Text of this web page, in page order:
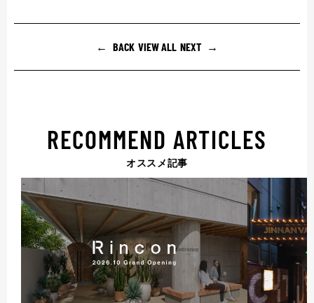
BACK VIEW ALL NEXT
RECOMMEND ARTICLES
オススメ記事